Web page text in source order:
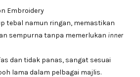
Embroidery
tebal namun ringan, memastikan
sempurna tanpa memerlukan inner
dan tidak panas, sangat sesuai
lama dalam pelbagai majlis.